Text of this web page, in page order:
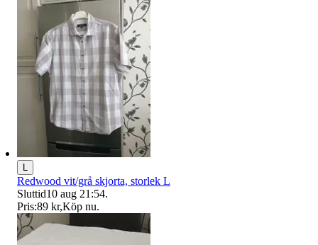
Redwood vit/grå skjorta, storlek L
Sluttid10 aug 21:54.
Pris:89 kr,Köp nu.